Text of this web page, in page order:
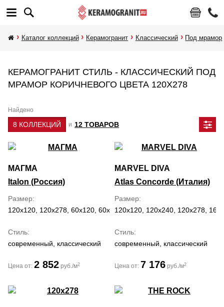
Каталог коллекций Керамогранит Классический Под мрамор
КЕРАМОГРАНИТ СТИЛЬ - КЛАССИЧЕСКИЙ ПОД
МРАМОР КОРИЧНЕВОГО ЦВЕТА 120Х278
Найдено
8 КОЛЛЕКЦИЙ и 12 ТОВАРОВ
МАГМА
Italon (Россия)
Размер
120x120, 120x278, 60x120, 60x60, 80x160
Стиль
современный, классический
Цена от: 2 852 руб./м2
MARVEL DIVA
Atlas Concorde (Италия)
Размер
120x120, 120x240, 120x278,
Стиль
современный, классический
Цена от: 7 176 руб./м2